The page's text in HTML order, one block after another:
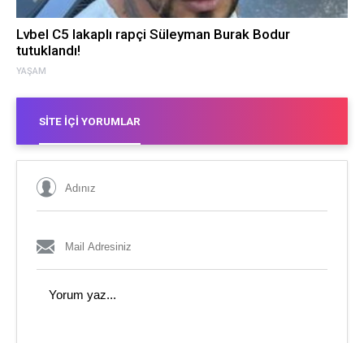
YAŞAM
Lvbel C5 lakaplı rapçi Süleyman Burak Bodur
tutuklandı!
SITE İÇI YORUMLAR